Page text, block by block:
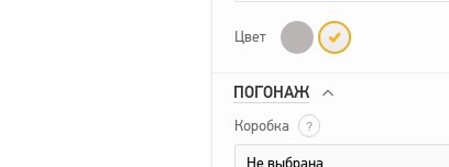
Цвет
ПОГОНАЖ
Коробка ?
Не выбрана